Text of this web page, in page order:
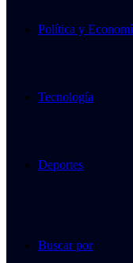
Política y
Tecnología
Deportes
Buscar por